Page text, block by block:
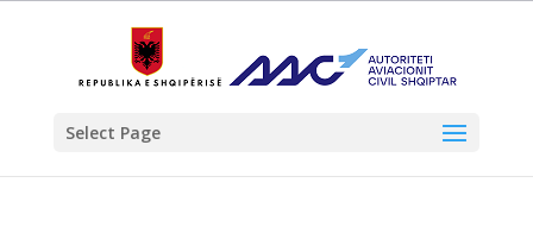
Select Page